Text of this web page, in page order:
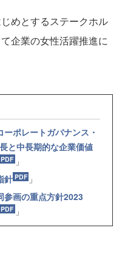
めとするステークホル
企業の女性活躍推進に
ーポレートガバナンス・
と中長期的な企業価値
」
針
」
参画の重点方針2023
」